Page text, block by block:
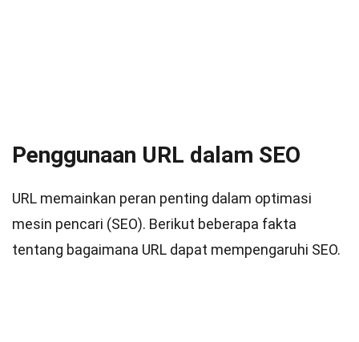
Penggunaan URL dalam SEO
URL memainkan peran penting dalam optimasi
mesin pencari (SEO). Berikut beberapa fakta
tentang bagaimana URL dapat mempengaruhi SEO.